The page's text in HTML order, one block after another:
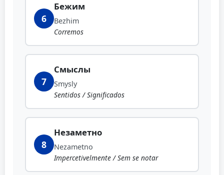
6
Бежим
Bezhim
Corremos
7
Смыслы
Smysly
Sentidos / Significados
8
Незаметно
Nezametno
Impercetivelmente / Sem se notar